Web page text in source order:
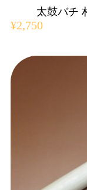
太鼓バチ
¥2,750